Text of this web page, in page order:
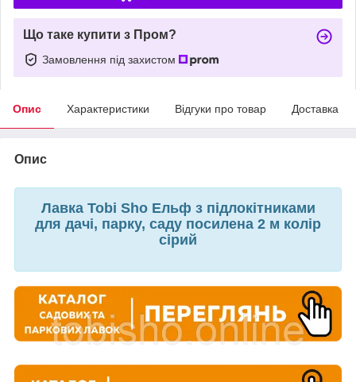
Що таке купити з Пром?
Замовлення під захистом
Опис Характеристики Відгуки про товар Доставка
Опис
Лавка Tobi Sho Ельф з підлокітниками
для дачі, парку, саду посилена 2 м колір
сірий